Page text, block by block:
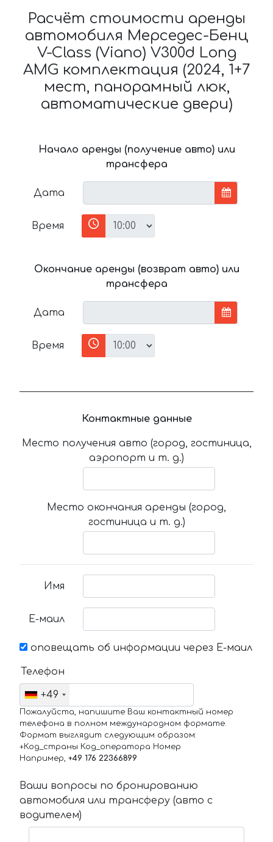
Расчёт стоимости аренды
автомобиля Мерседес-Бенц
V-Class (Viano) V300d Long
AMG комплектация (2024, 1+7
мест, панорамный люк,
автоматические двери)
Начало аренды (получение авто) или
трансфера
Дата
Время
Окончание аренды (возврат авто) или
трансфера
Дата
Время
Контактные данные
Место получения авто (город, гостиница,
аэропорт и т. д.)
Место окончания аренды (город,
гостиница и т. д.)
Имя
Е-маил
оповещать об информации через Е-маил
Телефон
+49
Пожалуйста, напишите Ваш контактный номер
телефона в полном международном формате.
Формат выглядит следующим образом:
+Код_страны Код_оператора Номер
Например, +49 176 22366899
Ваши вопросы по бронированию
автомобиля или трансферу (авто с
водителем)